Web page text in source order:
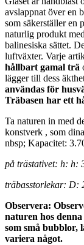
avslappnat över en
som säkerställer en
naturlig produkt
balinesiska sättet.
luftväxter. Varje
hållbart gamal trä
lägger till dess
användas för
Träbasen har ett
Ta naturen in med
konstverk , som
nbsp; Kapacitet:
på trästativet: h: h:
träbasstorlekar: D:
Observera:
naturen hos
som små bubblor,
variera något.